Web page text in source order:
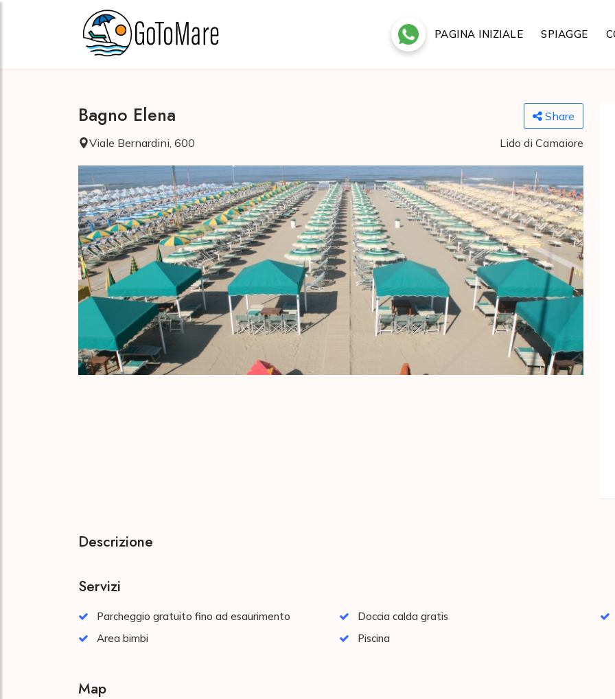
PAGINA INIZIALE SPIAGGE
Bagno Elena
Share
Viale Bernardini, 600
Lido di Camaiore
Descrizione
Servizi
Parcheggio gratuito fino ad esaurimento
Doccia calda gratis
Area bimbi
Piscina
Map